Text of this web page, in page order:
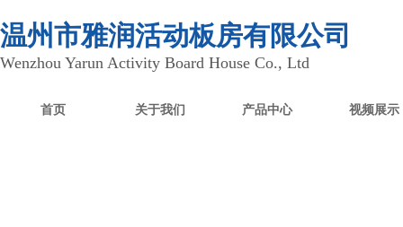
温州市雅润活动板房有限公司
Wenzhou Yarun Activity Board House Co., Ltd
首页 关于我们 产品中心 视频展示